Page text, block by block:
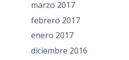
marzo 2017
febrero 2017
enero 2017
diciembre 2016